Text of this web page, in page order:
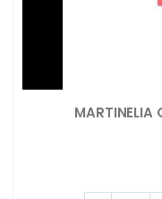
MARTINELIA